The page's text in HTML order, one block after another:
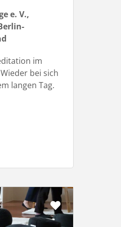
e. V.,
im
bei sich
langen Tag.
Favorit